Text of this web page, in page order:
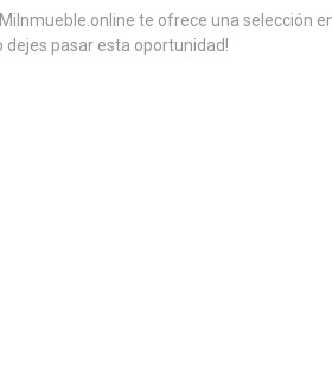
te ofrece una selección
pasar esta oportunidad!